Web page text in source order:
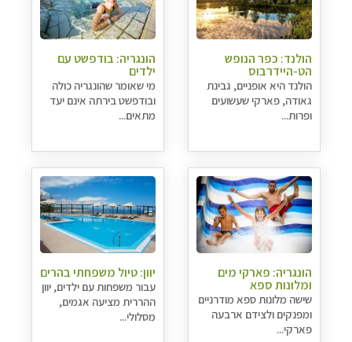
הולנד: כפר הנופש
הט-היידרבוס
הולנד היא אופניים, גבינת
גאודה, פארקי שעשועים
ופרות...
הונגריה: בודפשט עם
ילדים
מי שאומר שהונגריה כולה
ובודפשט בירתה אינם יעד
מתאים...
הונגריה: פארקי מים
ומלונות ספא
שישה מלונות ספא מודרניים
ומפנקים ולצידם ארבעה
פארקי...
יוון: טיול משפחתי בהרים
עבור משפחות עם ילדים, יוון
ההררית מציעה אגמים,
מסלולי...